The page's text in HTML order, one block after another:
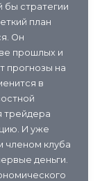
бы стратегии
план
Он
прошлых и
прогнозы на
в
трейдера
И уже
членом клуба
деньги.